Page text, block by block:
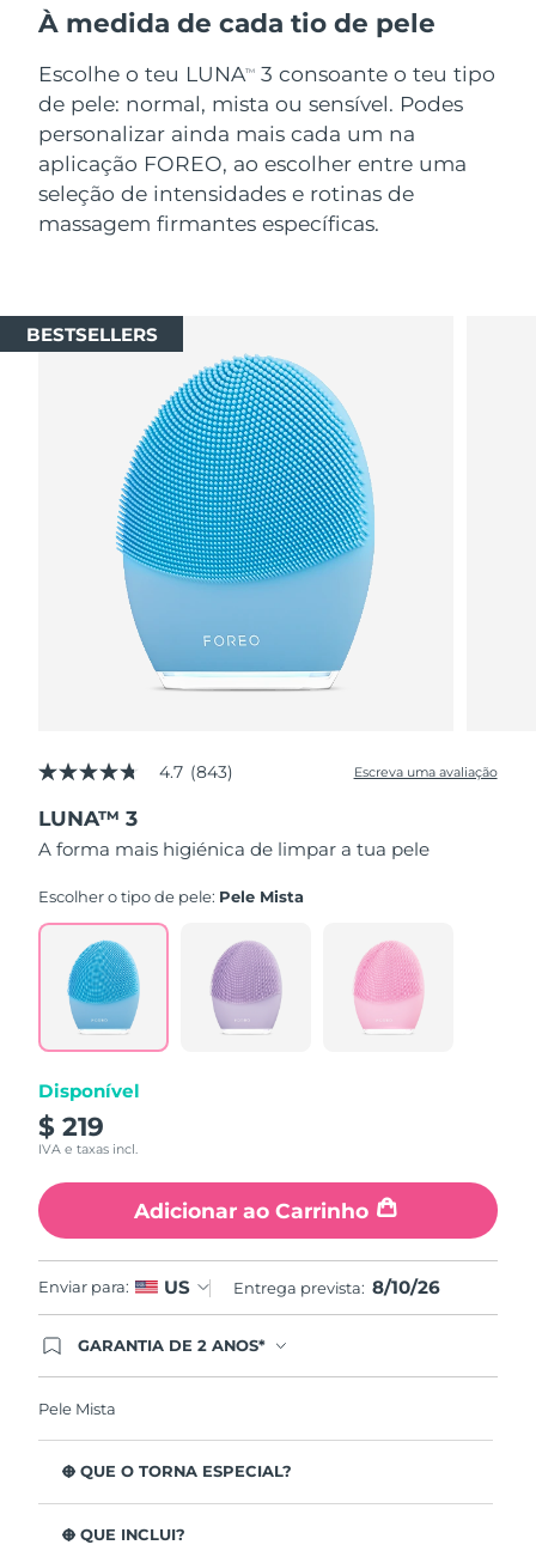
À medida de cada tio de pele
Escolhe o teu LUNATM
3 consoante o teu tipo
de pele: normal, mista ou sensível. Podes
personalizar ainda mais cada um na
aplicação FOREO, ao escolher entre uma
seleção de intensidades e rotinas de
massagem firmantes específicas.
BESTSELLERS
4.7
5
estrelas,
valor
de
Read
Reviews.
Link
abre
mesma
4.7 (843) Escreva uma avaliação
LUNA™ 3
A forma mais higiénica de limpar a tua pele
Escolher o tipo de pele: Pele Mista
Disponível
$ 219
IVA e taxas incl.
Adicionar ao Carrinho
Enviar para: US Entrega prevista: 8/10/26
GARANTIA DE 2 ANOS*
significa que se você tiver qualquer problema até
produto gratuitamente.*exceto pelo Luna FOFO
e Luna Play plus cuja garantia é de 90 dias.
Pele Mista
O QUE O TORNA ESPECIAL?
impurezas, sebo e resíduos de maquilhagem da pele.
O QUE INCLUI?